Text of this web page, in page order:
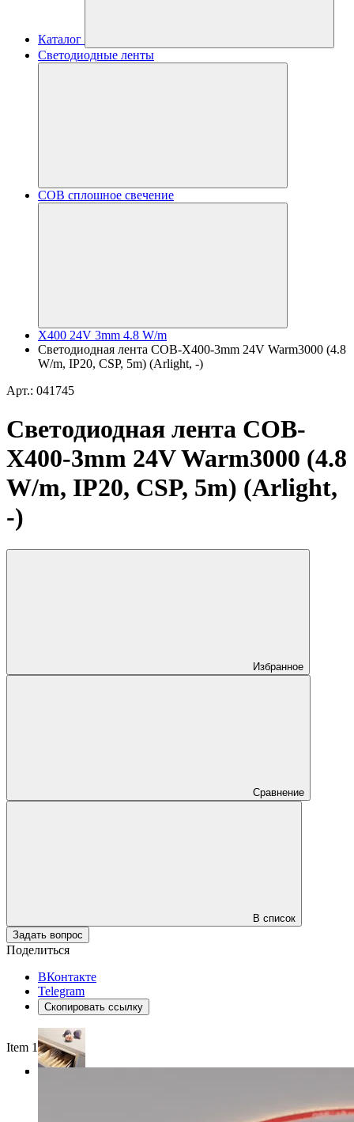
Каталог
Светодиодные ленты
COB сплошное свечение
X400 24V 3mm 4.8 W/m
Светодиодная лента COB-X400-3mm 24V Warm3000 (4.8
W/m, IP20, CSP, 5m) (Arlight, -)
Арт.: 041745
Светодиодная лента COB-
X400-3mm 24V Warm3000 (4.8
W/m, IP20, CSP, 5m) (Arlight,
-)
Избранное
Сравнение
В список
Задать вопрос
Поделиться
ВКонтакте
Telegram
Скопировать ссылку
Item 1 of 4